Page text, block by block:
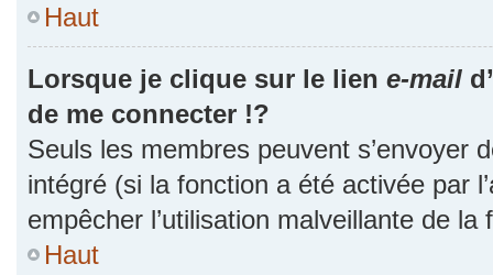
Haut
Lorsque je clique sur le lien e-mail
de me connecter !?
Seuls les membres peuvent s’envoyer
intégré (si la fonction a été activée par
empêcher l’utilisation malveillante de
Haut